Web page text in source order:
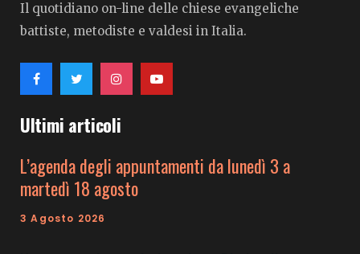
Il quotidiano on-line delle chiese evangeliche
battiste, metodiste e valdesi in Italia.
Ultimi articoli
L’agenda degli appuntamenti da lunedì 3 a
martedì 18 agosto
3 Agosto 2026